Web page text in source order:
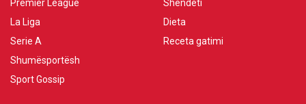
Premier League
La Liga
Serie A
Shumësportësh
Sport Gossip
Shëndeti
Dieta
Receta gatimi